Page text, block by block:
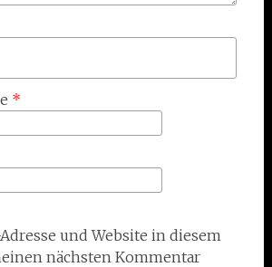
*
und Website in diesem
nächsten Kommentar